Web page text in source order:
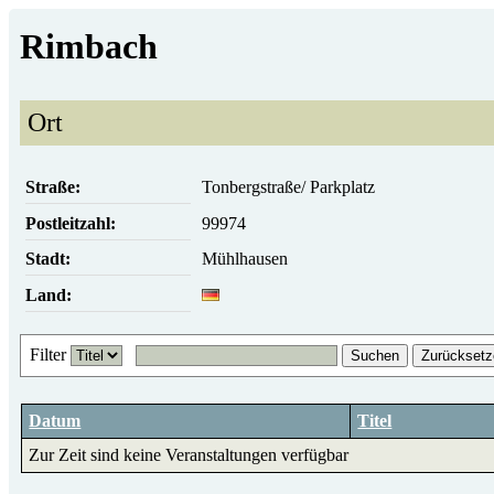
Rimbach
Ort
Straße:
Tonbergstraße/ Parkplatz
Postleitzahl:
99974
Stadt:
Mühlhausen
Land:
Filter Suchen
Datum
Titel
Zur Zeit sind keine Veranstaltungen verfügbar